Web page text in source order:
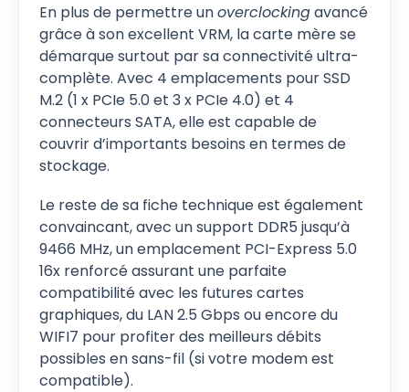
En plus de permettre unoverclockingavancé
grâce à son excellent VRM, la carte mère se
démarque surtout par sa connectivité ultra-
complète. Avec 4 emplacements pour SSD
M.2 (1 x PCIe 5.0 et 3 x PCIe 4.0) et 4
connecteurs SATA, elle est capable de
couvrir d’importants besoins en termes de
stockage.
Le reste de sa fiche technique est également
convaincant, avec un support DDR5 jusqu’à
9466 MHz, un emplacement PCI-Express 5.0
16x renforcé assurant une parfaite
compatibilité avec les futures cartes
graphiques, du LAN 2.5 Gbps ou encore du
WIFI7 pour profiter des meilleurs débits
possibles en sans-fil (si votre modem est
compatible).